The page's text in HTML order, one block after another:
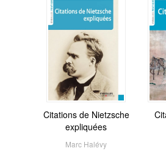
Citations de Nietzsche
expliquées
Marc Halévy